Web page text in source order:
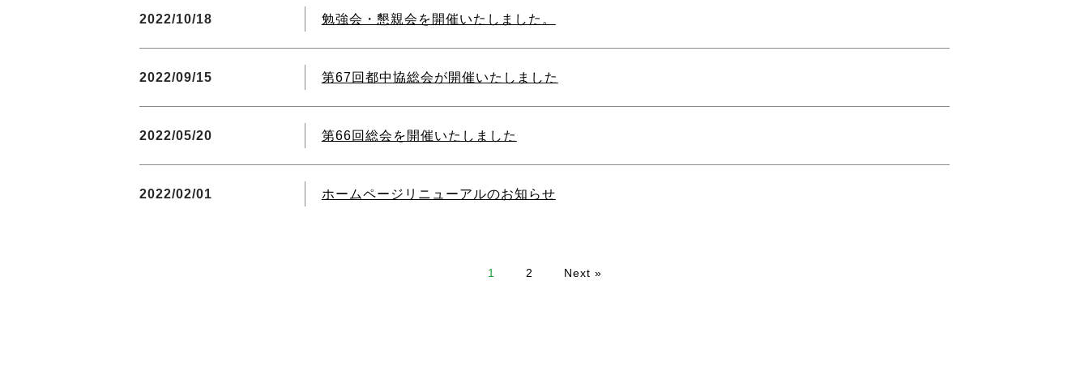
2022/10/18 勉強会・懇親会を開催いたしました。
2022/09/15 第67回都中協総会が開催いたしました
2022/05/20 第66回総会を開催いたしました
2022/02/01 ホームページリニューアルのお知らせ
1 2 Next »